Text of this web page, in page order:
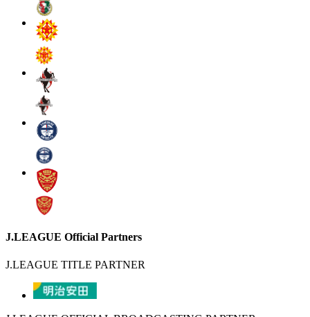
J.LEAGUE Official Partners
J.LEAGUE TITLE PARTNER